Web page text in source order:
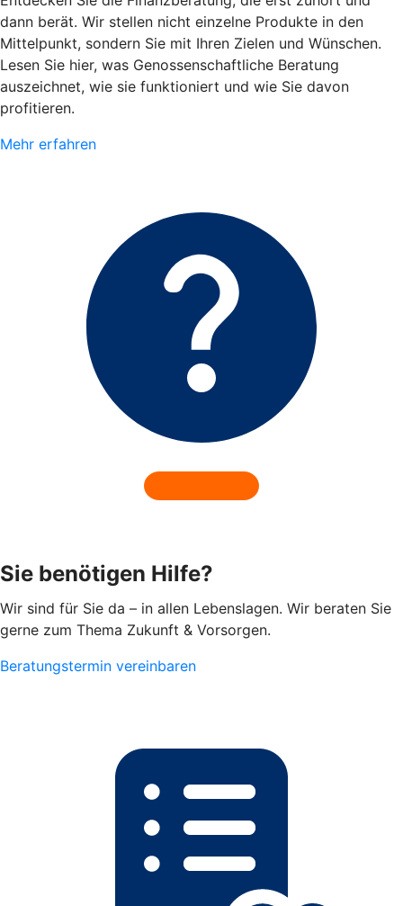
dann berät. Wir stellen nicht einzelne Produkte in den
Mittelpunkt, sondern Sie mit Ihren Zielen und Wünschen.
Lesen Sie hier, was Genossenschaftliche Beratung
auszeichnet, wie sie funktioniert und wie Sie davon
profitieren.
Mehr erfahren
Sie benötigen Hilfe?
Wir sind für Sie da – in allen Lebenslagen. Wir beraten Sie
gerne zum Thema Zukunft & Vorsorgen.
Beratungstermin vereinbaren